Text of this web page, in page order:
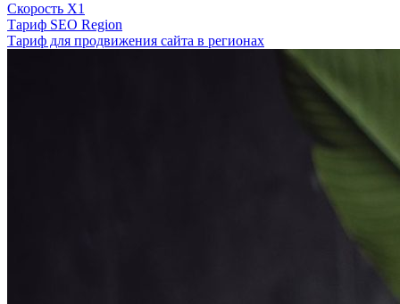
Скорость Х1
Тариф SEO Region
Тариф для продвижения сайта в регионах